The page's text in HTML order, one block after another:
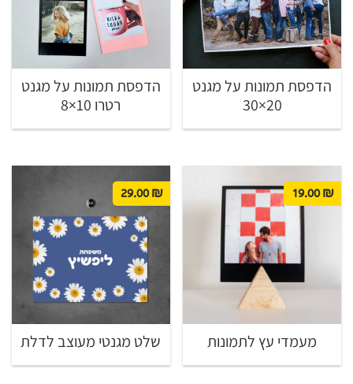
הדפסת תמונות על מגנט
20×30
הדפסת תמונות על מגנט
רטרו 10×8
₪
19.00
מעמדי עץ לתמונות
₪
29.00
שלט מגנטי מעוצב לדלת